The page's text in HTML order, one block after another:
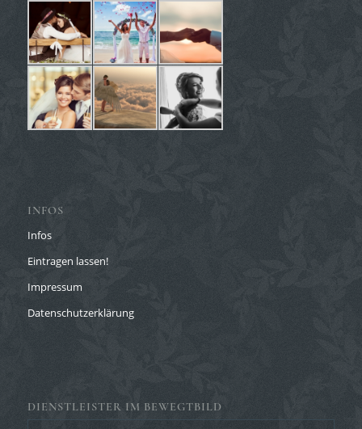
INFOS
Infos
Eintragen lassen!
Impressum
Datenschutzerklärung
DIENSTLEISTER IM BEWEGTBILD